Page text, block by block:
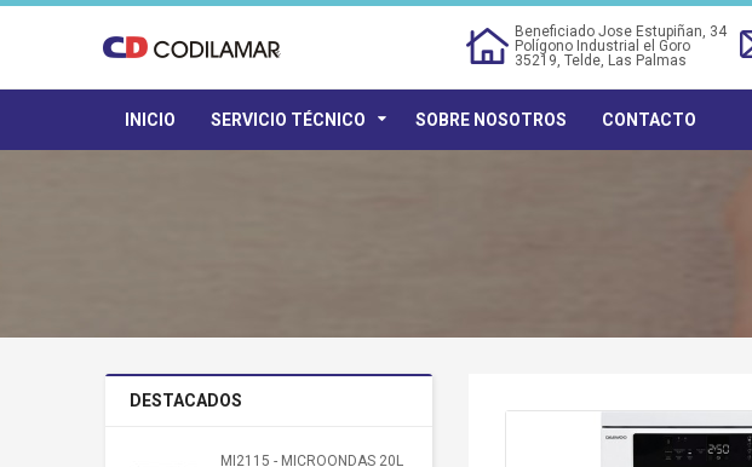
Beneficiado Jose Estupiñan, 34
Polígono Industrial el Goro
35219, Telde, Las Palmas
INICIO SERVICIO TÉCNICO SOBRE NOSOTROS CONTACTO
DESTACADOS
MI2115 - MICROONDAS 20L
TRM34 - TERMO ELECTRICO